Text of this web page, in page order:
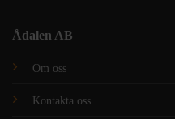
Ådalen AB
Om oss
Kontakta oss